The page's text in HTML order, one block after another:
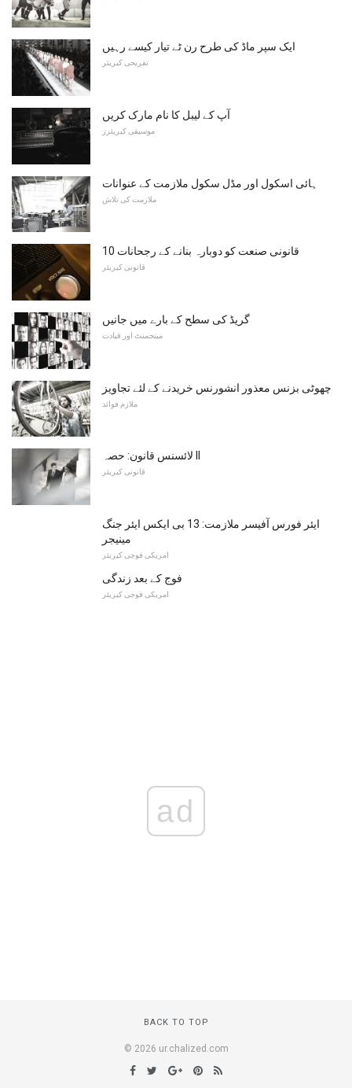
ایک سپر ماڈ کی طرح رن ٹے تیار کیسے رہیں
تفریحی کیریئر
آپ کے ليبل کا نام مارک کریں
موسیقی کیریئرز
ہائی اسکول اور مڈل سکول ملازمت کے عنوانات
ملازمت کی تلاش
10 قانونی صنعت کو دوبارہ بنانے کے رجحانات
قانونی کیریئر
گریڈ کی سطح کے بارے میں جانیں
مینجمنٹ اور قیادت
چھوٹی بزنس معذور انشورنس خریدنے کے لئے تجاویز
ملازم فوائد
قانونی کیریئر
ایئر فورس آفیسر ملازمت: 13 بی ایکس ایئر جنگ
مینیجر
امریکی فوجی کیریئر
فوج کے بعد زندگی
امریکی فوجی کیریئر
ad
BACK TO TOP
© 2026 ur.chalized.com